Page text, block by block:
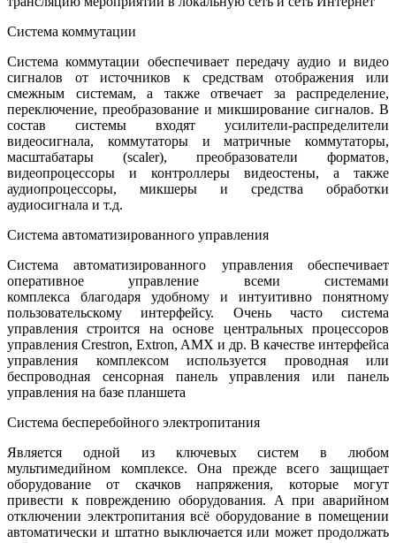
Система коммутации
Система коммутации обеспечивает передачу аудио и видео
сигналов от источников к средствам отображения или
смежным системам, а также отвечает за распределение,
переключение, преобразование и микширование сигналов. В
состав системы входят усилители-распределители
видеосигнала, коммутаторы и матричные коммутаторы,
масштабатары (scaler), преобразователи форматов,
видеопроцессоры и контроллеры видеостены, а также
аудиопроцессоры, микшеры и средства обработки
аудиосигнала и т.д.
Система автоматизированного управления
Система автоматизированного управления обеспечивает
оперативное управление всеми системами
комплекса благодаря удобному и интуитивно понятному
пользовательскому интерфейсу. Очень часто система
управления строится на основе центральных процессоров
управления Crestron, Extron, AMX и др. В качестве интерфейса
управления комплексом используется проводная или
беспроводная сенсорная панель управления или панель
управления на базе планшета
Система бесперебойного электропитания
Является одной из ключевых систем в любом
мультимедийном комплексе. Она прежде всего защищает
оборудование от скачков напряжения, которые могут
привести к повреждению оборудования. А при аварийном
отключении электропитания всё оборудование в помещении
автоматически и штатно выключается или может продолжать